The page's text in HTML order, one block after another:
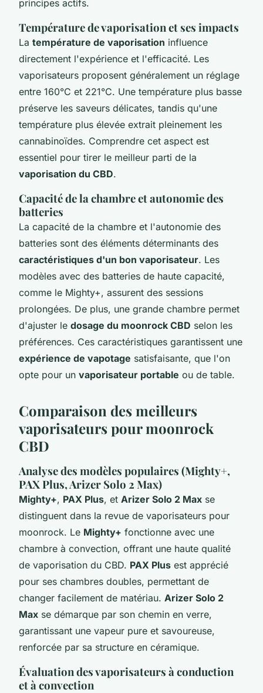
principes actifs.
Température de vaporisation et ses impacts
La température de vaporisation influence
directement l'expérience et l'efficacité. Les
vaporisateurs proposent généralement un réglage
entre 160°C et 221°C. Une température plus basse
préserve les saveurs délicates, tandis qu'une
température plus élevée extrait pleinement les
cannabinoïdes. Comprendre cet aspect est
essentiel pour tirer le meilleur parti de la
vaporisation du CBD.
Capacité de la chambre et autonomie des
batteries
La capacité de la chambre et l'autonomie des
batteries sont des éléments déterminants des
caractéristiques d'un bon vaporisateur. Les
modèles avec des batteries de haute capacité,
comme le Mighty+, assurent des sessions
prolongées. De plus, une grande chambre permet
d'ajuster le dosage du moonrock CBD selon les
préférences. Ces caractéristiques garantissent une
expérience de vapotage satisfaisante, que l'on
opte pour un vaporisateur portable ou de table.
Comparaison des meilleurs
vaporisateurs pour moonrock
CBD
Analyse des modèles populaires (Mighty+,
PAX Plus, Arizer Solo 2 Max)
Mighty+, PAX Plus, et Arizer Solo 2 Max se
distinguent dans la revue de vaporisateurs pour
moonrock. Le Mighty+ fonctionne avec une
chambre à convection, offrant une haute qualité
de vaporisation du CBD. PAX Plus est apprécié
pour ses chambres doubles, permettant de
changer facilement de matériau. Arizer Solo 2
Max se démarque par son chemin en verre,
garantissant une vapeur pure et savoureuse,
renforcée par sa structure en céramique.
Évaluation des vaporisateurs à conduction
et à convection